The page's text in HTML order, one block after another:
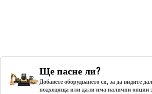
Ще пасне ли?
Добавете оборудването си, за да видите
подходяща или дали има налични опции